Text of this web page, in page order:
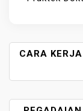
P
S
T
CARA